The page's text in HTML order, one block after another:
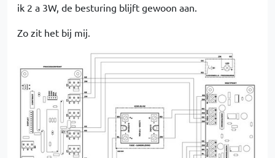
ik 2 a 3W, de besturing blijft gewoon aan.
Zo zit het bij mij.